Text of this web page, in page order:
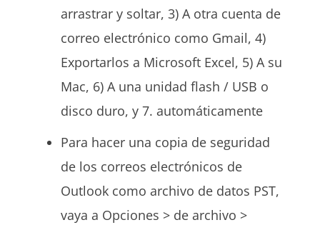
arrastrar y soltar, 3) A otra cuenta de
correo electrónico como Gmail, 4)
Exportarlos a Microsoft Excel, 5) A su
Mac, 6) A una unidad flash / USB o
disco duro, y 7. automáticamente
Para hacer una copia de seguridad
de los correos electrónicos de
Outlook como archivo de datos PST,
vaya a Opciones > de archivo >